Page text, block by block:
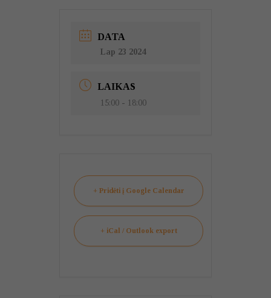
DATA
Lap 23 2024
LAIKAS
15:00 - 18:00
+ Pridėti į Google Calendar
+ iCal / Outlook export